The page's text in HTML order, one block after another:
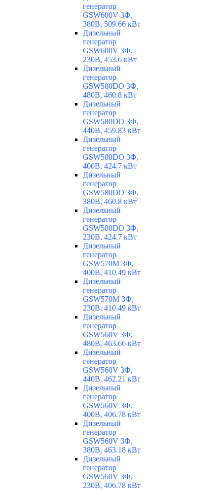
генератор
GSW600V 3Ф,
380В, 509.66 кВт
Дизельный
генератор
GSW600V 3Ф,
230В, 453.6 кВт
Дизельный
генератор
GSW580DO 3Ф,
480В, 460.8 кВт
Дизельный
генератор
GSW580DO 3Ф,
440В, 459.83 кВт
Дизельный
генератор
GSW580DO 3Ф,
400В, 424.7 кВт
Дизельный
генератор
GSW580DO 3Ф,
380В, 460.8 кВт
Дизельный
генератор
GSW580DO 3Ф,
230В, 424.7 кВт
Дизельный
генератор
GSW570M 3Ф,
400В, 410.49 кВт
Дизельный
генератор
GSW570M 3Ф,
230В, 410.49 кВт
Дизельный
генератор
GSW560V 3Ф,
480В, 463.66 кВт
Дизельный
генератор
GSW560V 3Ф,
440В, 462.21 кВт
Дизельный
генератор
GSW560V 3Ф,
400В, 406.78 кВт
Дизельный
генератор
GSW560V 3Ф,
380В, 463.18 кВт
Дизельный
генератор
GSW560V 3Ф,
230В, 406.78 кВт